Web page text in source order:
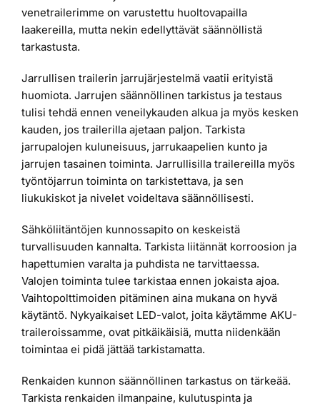
venetrailerimme on varustettu huoltovapailla
laakereilla, mutta nekin edellyttävät säännöllistä
tarkastusta.
Jarrullisen trailerin jarrujärjestelmä vaatii erityistä
huomiota. Jarrujen säännöllinen tarkistus ja testaus
tulisi tehdä ennen veneilykauden alkua ja myös kesken
kauden, jos trailerilla ajetaan paljon. Tarkista
jarrupalojen kuluneisuus, jarrukaapelien kunto ja
jarrujen tasainen toiminta. Jarrullisilla trailereilla myös
työntöjarrun toiminta on tarkistettava, ja sen
liukukiskot ja nivelet voideltava säännöllisesti.
Sähköliitäntöjen kunnossapito on keskeistä
turvallisuuden kannalta. Tarkista liitännät korroosion ja
hapettumien varalta ja puhdista ne tarvittaessa.
Valojen toiminta tulee tarkistaa ennen jokaista ajoa.
Vaihtopolttimoiden pitäminen aina mukana on hyvä
käytäntö. Nykyaikaiset LED-valot, joita käytämme AKU-
traileroissamme, ovat pitkäikäisiä, mutta niidenkään
toimintaa ei pidä jättää tarkistamatta.
Renkaiden kunnon säännöllinen tarkastus on tärkeää.
Tarkista renkaiden ilmanpaine, kulutuspinta ja